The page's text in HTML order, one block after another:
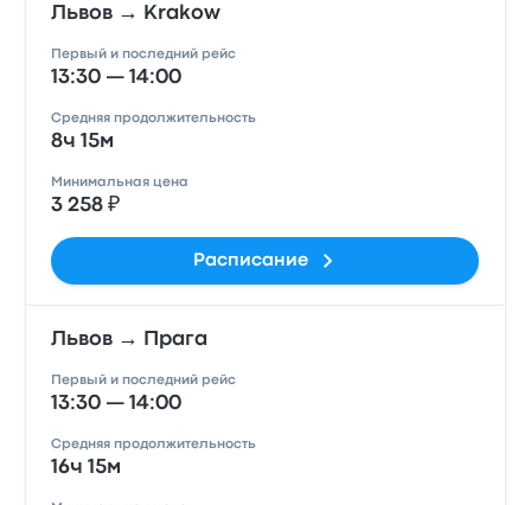
Львов → Krakow
Первый и последний рейс
13:30 — 14:00
Средняя продолжительность
8ч 15м
Минимальная цена
3 258 ₽
Расписание
Львов → Прага
Первый и последний рейс
13:30 — 14:00
Средняя продолжительность
16ч 15м